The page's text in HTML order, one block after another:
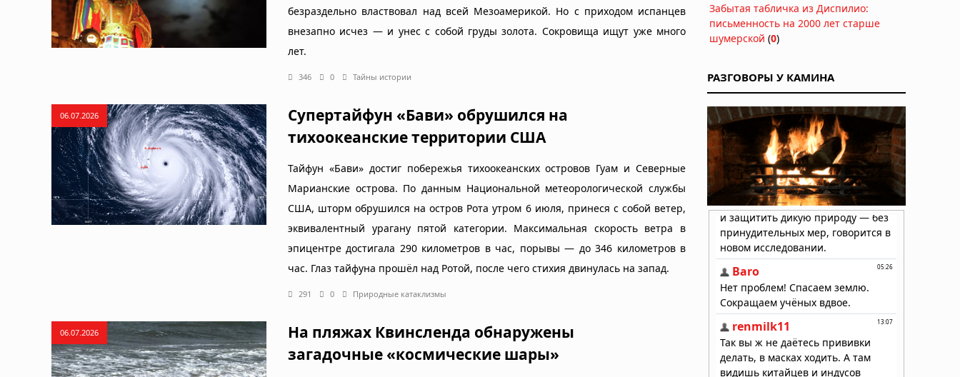
безраздельно властвовал над всей Мезоамерикой. Но с приходом испанцев
внезапно исчез — и унес с собой груды золота. Сокровища ищут уже много
лет.
346 0 Тайны истории
06.07.2026
Супертайфун «Бави» обрушился на
тихоокеанские территории США
Тайфун «Бави» достиг побережья тихоокеанских островов Гуам и Северные
Марианские острова. По данным Национальной метеорологической службы
США, шторм обрушился на остров Рота утром 6 июля, принеся с собой ветер,
эквивалентный урагану пятой категории. Максимальная скорость ветра в
эпицентре достигала 290 километров в час, порывы — до 346 километров в
час. Глаз тайфуна прошёл над Ротой, после чего стихия двинулась на запад.
291 0 Природные катаклизмы
06.07.2026
На пляжах Квинсленда обнаружены
загадочные «космические шары»
Забытая табличка из Диспилио:
письменность на 2000 лет старше
шумерской (0)
РАЗГОВОРЫ У КАМИНА